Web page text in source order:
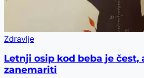
Zdravlje
Letnji osip kod beba je čest,
zanemariti